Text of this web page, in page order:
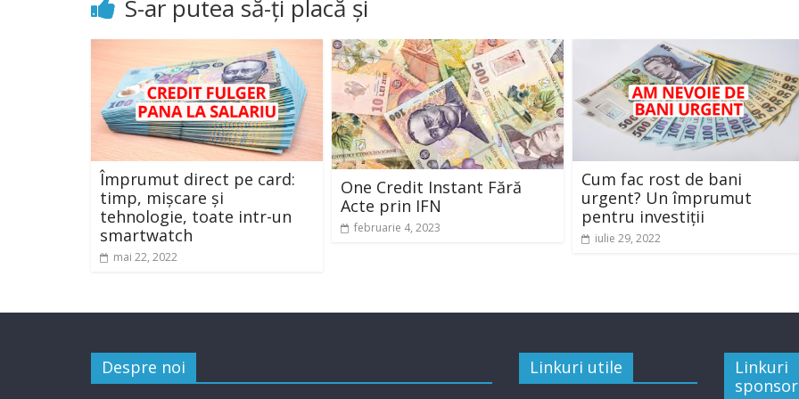
S-ar putea să-ți placă și
Împrumut direct pe card:
timp, mișcare și
tehnologie, toate intr-un
smartwatch
mai 22, 2022
One Credit Instant Fără
Acte prin IFN
februarie 4, 2023
Cum fac rost de bani
urgent? Un împrumut
pentru investiții
iulie 29, 2022
Despre noi Linkuri utile
Linkuri